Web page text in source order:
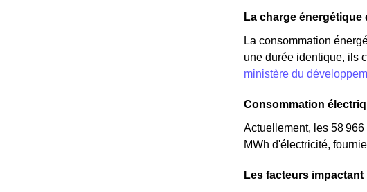
La charge
La consommation
une durée identique, ils
ministère du
Consommation
Actuellement, les 58
MWh d'électricité,
Les facteurs